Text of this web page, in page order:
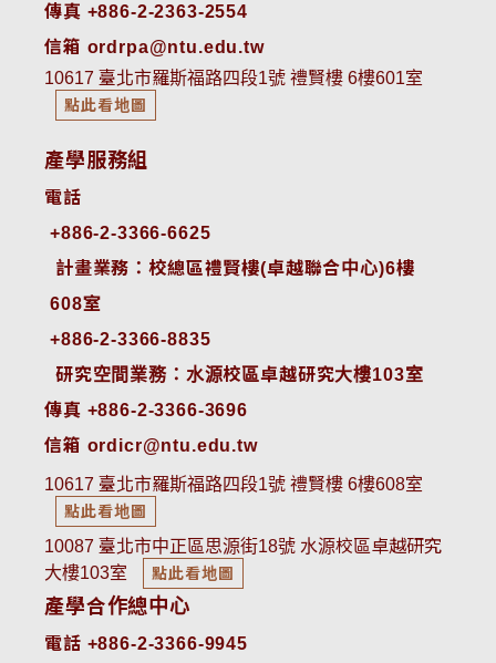
傳真 +886-2-2363-2554
信箱 ordrpa@ntu.edu.tw
10617 臺北市羅斯福路四段1號 禮賢樓 6樓601室
點此看地圖
產學服務組
電話
+886-2-3366-6625
計畫業務：校總區禮賢樓(卓越聯合中心)6樓
608室
+886-2-3366-8835
研究空間業務：水源校區卓越研究大樓103室
傳真 +886-2-3366-3696
信箱 ordicr@ntu.edu.tw
10617 臺北市羅斯福路四段1號 禮賢樓 6樓608室
點此看地圖
10087 臺北市中正區思源街18號 水源校區卓越研究
大樓103室
點此看地圖
產學合作總中心
電話 +886-2-3366-9945